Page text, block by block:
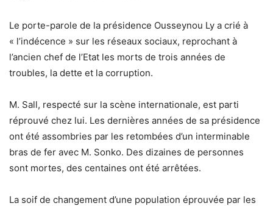
Le porte-parole de la présidence Ousseynou Ly a crié à
« l’indécence » sur les réseaux sociaux, reprochant à
l’ancien chef de l’Etat les morts de trois années de
troubles, la dette et la corruption.
M. Sall, respecté sur la scène internationale, est parti
réprouvé chez lui. Les dernières années de sa présidence
ont été assombries par les retombées d’un interminable
bras de fer avec M. Sonko. Des dizaines de personnes
sont mortes, des centaines ont été arrêtées.
La soif de changement d’une population éprouvée par les